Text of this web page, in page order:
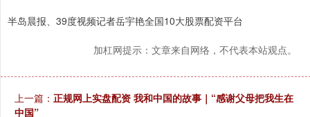
半岛晨报、39度视频记者岳宇艳全国10大股票配资平台
加杠网提示：文章来自网络，不代表本站观点。
上一篇： 正规网上实盘配资 我和中国的故事｜“感谢父母把我生在
中国”